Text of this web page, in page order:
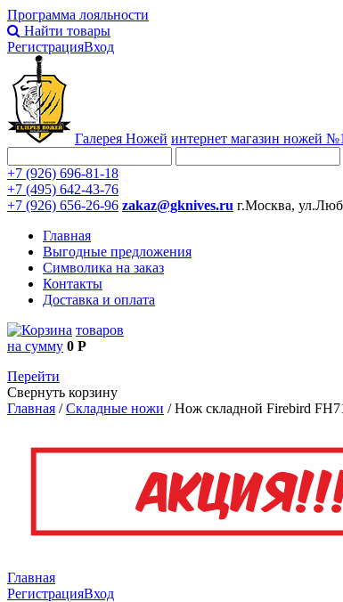
Программа лояльности
Найти товары
РегистрацияВход
Галерея Ножей интернет магазин ножей №1
+7 (926) 696-81-18
+7 (495) 642-43-76
+7 (926) 656-26-96 zakaz@gknives.ru г.Москва,
Главная
Выгодные предложения
Символика на заказ
Контакты
Доставка и оплата
товаров
на сумму 0 Р
Перейти
Свернуть корзину
Главная /Складные ножи /Нож складной Firebird
Главная
РегистрацияВход